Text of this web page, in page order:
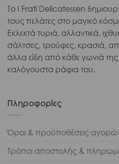
Το I Frati Delicatessen
τους πελάτες στο μαγικό
Εκλεκτά τυριά, αλλαντικά,
σάλτσες, τρούφες, κρασιά,
άλλα είδη από κάθε γωνιά
καλόγουστα ράφια του.
Πληροφορίες
Όροι & προϋποθέσεις
Τρόποι αποστολής &